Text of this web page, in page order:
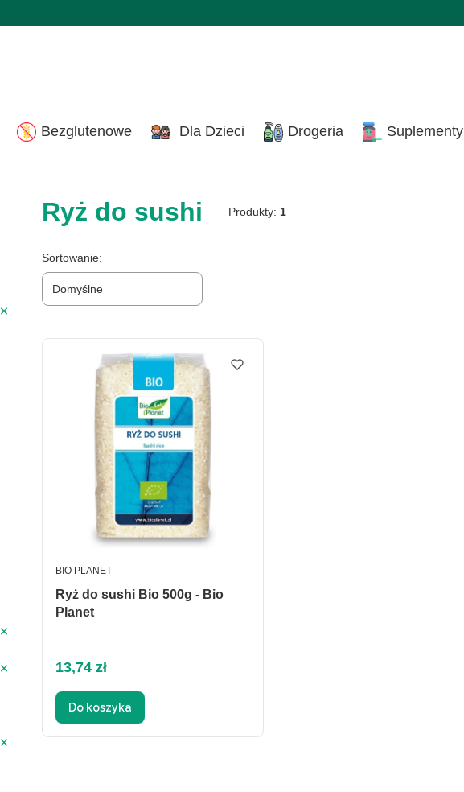
Bezglutenowe Dla Dzieci Drogeria Suplementy
Dla Dzieci
Bakalie
Makarony
Przyprawy
Ryż do sushi Produkty: 1
Lista produktów
Sortowanie:
Domyślne
Ryż do sushi Bio 500g - Bio
Planet
PRODUCENT
BIO PLANET
Cena
13,74 zł
Do koszyka